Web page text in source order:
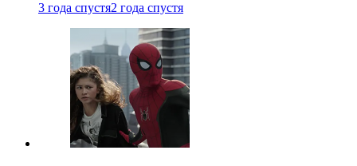
3 года спустя2 года спустя